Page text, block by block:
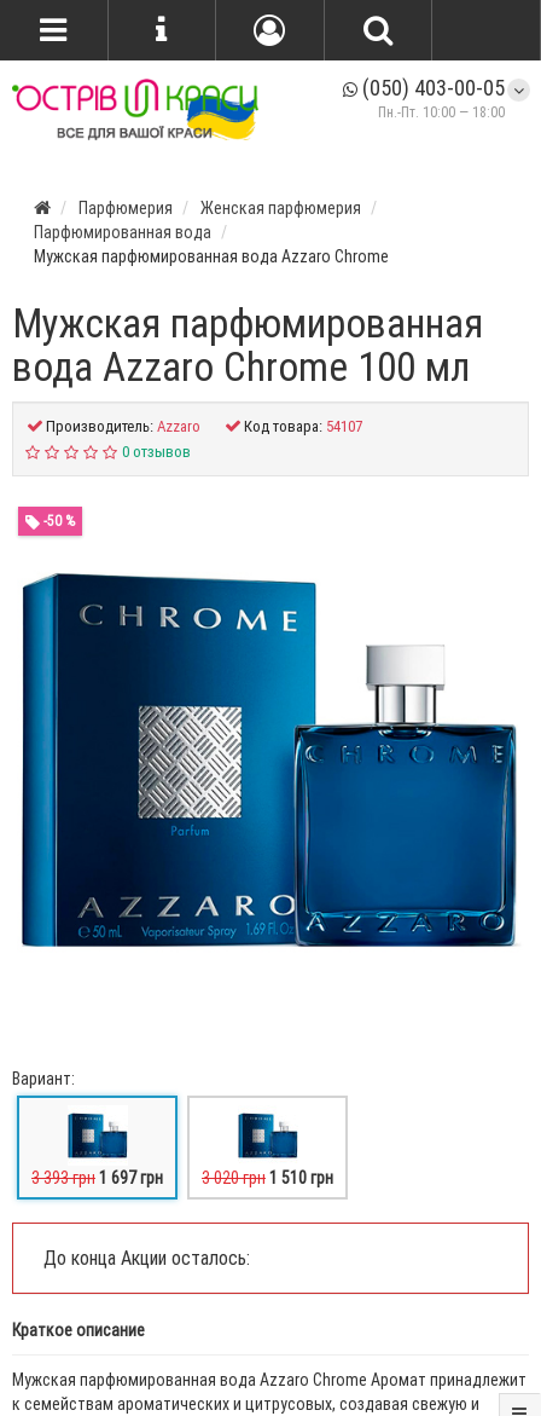
(050) 403-00-05
Пн.-Пт. 10:00 — 18:00
Парфюмерия
Женская парфюмерия
Парфюмированная вода
Мужская парфюмированная вода Azzaro Chrome
Мужская парфюмированная
вода Azzaro Chrome 100 мл
Производитель:Azzaro Код товара: 54107
0 отзывов
-50 %
Вариант:
3 393 грн1 697 грн 3 020 грн1 510 грн
До конца Акции осталось:
Краткое описание
Мужская парфюмированная вода Azzaro Chrome Аромат принадлежит
к семействам ароматических и цитрусовых, создавая свежую и